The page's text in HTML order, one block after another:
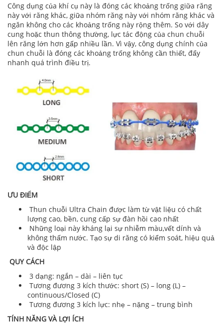
Công dụng của khí cụ này là đóng các khoảng trống giữa răng
này với răng khác, giữa nhóm răng này với nhóm răng khác và
ngăn không cho các khoảng trống này rộng thêm. So với dây
cung hoặc thun thông thường, lực tác động của chun chuỗi
lên răng lớn hơn gấp nhiều lần. Vì vậy, công dụng chính của
chun chuỗi là đóng các khoảng trống không cần thiết, đẩy
nhanh quá trình điều trị.
ƯU ĐIỂM
Thun chuỗi Ultra Chain được làm từ vật liệu có chất
lượng cao, bền, cung cấp sự đàn hồi cao nhất
Những loại này kháng lại sự nhiễm màu,vết dính và
không thấm nước. Tạo sự di răng có kiểm soát, hiệu quả
và độc lập
QUY CÁCH
3 dạng: ngắn – dài – liên tục
Tương đương 3 kích thước: short (S) – long (L) –
continuous/Closed (C)
Tương đương 3 kích lực: nhẹ – nặng – trung bình
TÍNH NĂNG VÀ LỢI ÍCH